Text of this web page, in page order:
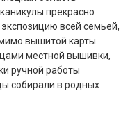
прекрасно
всей семьей,
вышитой карты
местной вышивки,
ручной работы
собирали в родных